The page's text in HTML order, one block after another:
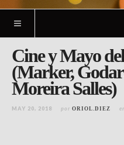
Cine y Mayo
(Marker,
Moreira Salles)
MAY 20, 2018 por ORIOL.DIEZ en